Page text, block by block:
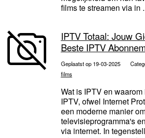
films te streamen via in
IPTV Totaal: Jouw
Beste IPTV
Geplaatst op 19-03-2025
films
Wat is IPTV en
IPTV, ofwel Internet
een moderne manier
televisieprogramma's
via internet. In